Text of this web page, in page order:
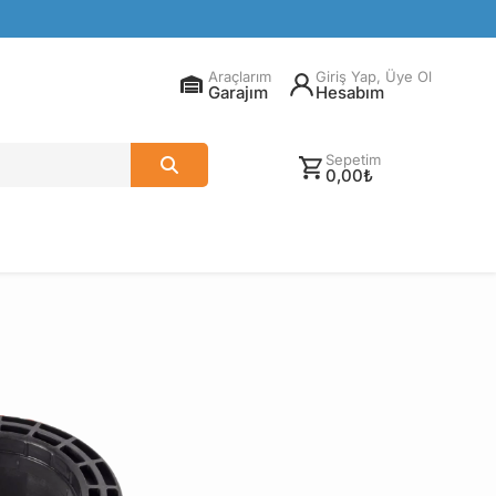
Araçlarım
Garajım
Giriş Yap, Üye Ol
Hesabım
Sepetim
0,00₺